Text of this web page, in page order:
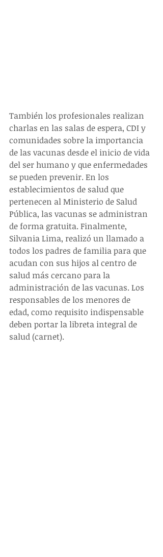
También los profesionales realizan
charlas en las salas de espera, CDI y
comunidades sobre la importancia
de las vacunas desde el inicio de vida
del ser humano y que enfermedades
se pueden prevenir. En los
establecimientos de salud que
pertenecen al Ministerio de Salud
Pública, las vacunas se administran
de forma gratuita. Finalmente,
Silvania Lima, realizó un llamado a
todos los padres de familia para que
acudan con sus hijos al centro de
salud más cercano para la
administración de las vacunas. Los
responsables de los menores de
edad, como requisito indispensable
deben portar la libreta integral de
salud (carnet).